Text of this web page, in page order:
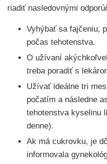
riadiť nasledovnými
Vyhýbať sa fajčeniu,
počas tehotenstva.
O užívaní
treba poradiť s
Užívať ideálne tri
počatím a následne
tehotenstva kyselinu
denne).
Ak má cukrovku, je
informovala